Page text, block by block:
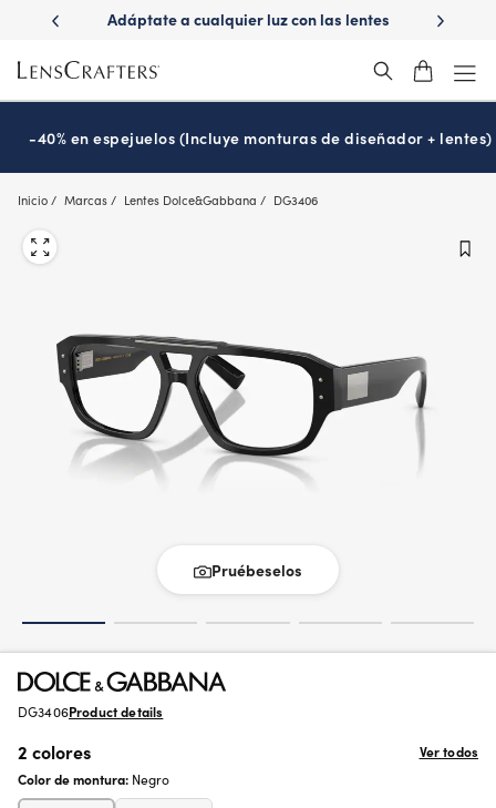
main
content
a cualquier luz con las lentes
¿Es hora de tu examen de la
-40% en espejuelos (Incluye monturas de diseñador + lentes)
Inicio Marcas Lentes Dolce&Gabbana DG3406
Pruébeselos
DG3406Product details
2 colores
Ver todos
Color de montura: Negro